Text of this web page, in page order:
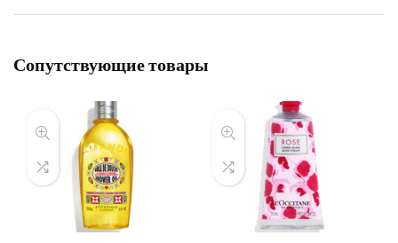
Сопутствующие товары